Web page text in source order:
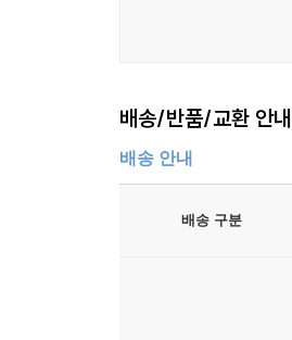
배송/반품/교환 안내
배송 안내
배송 구분